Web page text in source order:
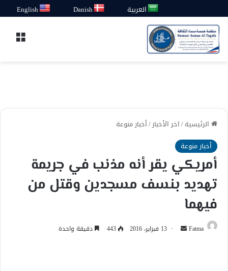
العربية Danish
English
الرئيسية/اخر الأخبار/أخبار منوعة
أخبار منوعة
أمريكي يقر أنه مذنب في جريمة
تهديد بنسف مسجدين وقتل من
فيهما
Fatma
أرسل 13 فبراير، 2016 443 دقيقة واحدة